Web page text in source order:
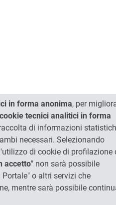
in forma anonima, per
cookie tecnici analitici in forma
di informazioni
necessari. Selezionando
di cookie di profilazione
accetto" non sarà possibile
o altri servizi che
mentre sarà possibile